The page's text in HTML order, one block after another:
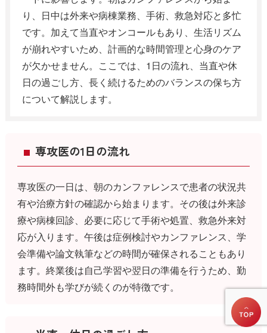
り、日中は外来や病棟業務、手術、救急対応と多忙
です。加えて当直やオンコールもあり、生活リズム
が崩れやすいため、計画的な時間管理と心身のケア
が欠かせません。ここでは、1日の流れ、当直や休
日の過ごし方、長く続けるためのバランスの保ち方
について解説します。
専攻医の1日の流れ
専攻医の一日は、朝のカンファレンスで患者の状況共
有や治療方針の確認から始まります。その後は外来診
療や病棟回診、必要に応じて手術や処置、救急外来対
応が入ります。午後は症例検討やカンファレンス、学
会準備や論文執筆などの時間が確保されることもあり
ます。終業後は自己学習や翌日の準備を行うため、勤
務時間外も学びが続くのが特徴です。